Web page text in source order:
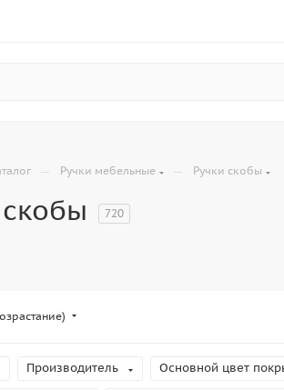
— Ручки мебельные — Ручки скобы
720
Производитель Основной цвет